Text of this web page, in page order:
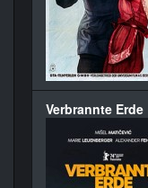
Verbrannte Erde